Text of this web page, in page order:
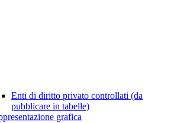
Enti di diritto privato controllati (da
pubblicare in tabelle)
grafica